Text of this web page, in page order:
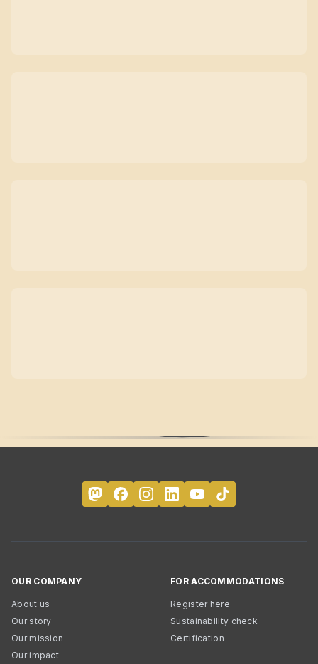
OUR COMPANY
About us
Our story
Our mission
Our impact
FOR ACCOMMODATIONS
Register here
Sustainability check
Certification